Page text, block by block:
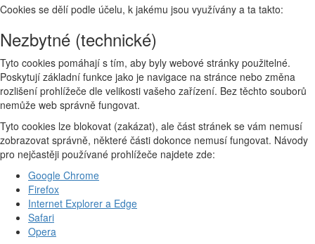
Cookies se dělí podle účelu, k jakému jsou využívány a ta takto:
Nezbytné (technické)
Tyto cookies pomáhají s tím, aby byly webové stránky použitelné.
Poskytují základní funkce jako je navigace na stránce nebo změna
rozlišení prohlížeče dle velikosti vašeho zařízení. Bez těchto souborů
nemůže web správně fungovat.
Tyto cookies lze blokovat (zakázat), ale část stránek se vám nemusí
zobrazovat správně, některé části dokonce nemusí fungovat. Návody
pro nejčastěji používané prohlížeče najdete zde:
Google Chrome
Firefox
Internet Explorer a Edge
Safari
Opera